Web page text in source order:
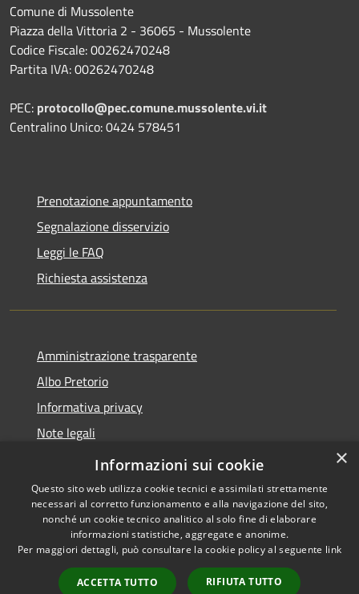
Comune di Mussolente
Piazza della Vittoria 2 - 36065 - Mussolente
Codice Fiscale: 00262470248
Partita IVA: 00262470248
PEC: protocollo@pec.comune.mussolente.vi.it
Centralino Unico: 0424 578451
Prenotazione appuntamento
Segnalazione disservizio
Leggi le FAQ
Richiesta assistenza
Amministrazione trasparente
Albo Pretorio
Informativa privacy
Note legali
Dichiarazione di accessibilità
Accessibilità
Copyright © 2026 • Comune di
Mussolente • Powered by
Municipium•
Accesso
×
Informazioni sui cookie
Questo sito web utilizza cookie tecnici e assimilati strettamente
necessari al corretto funzionamento e alla navigazione del sito,
nonché un cookie tecnico analitico al solo fine di elaborare
informazioni statistiche, aggregate e anonime.
Per maggiori dettagli, può consultare la cookie policy al seguente link
ACCETTA TUTTO RIFIUTA TUTTO